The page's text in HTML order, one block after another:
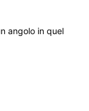
angolo in quel